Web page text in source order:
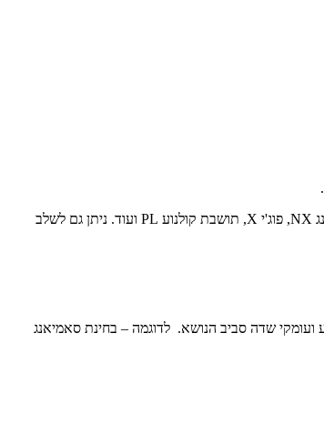
העדשות מתאימות לתושבות קאנון {EF, M, RF}, ניקון {F, Z}, סוני {אלפא, E}, לייקה\פאנאסוניק L, פנטקס, 4:3 ומיקרו 4:3 {אולימפוס, פאנאסוניק, לייקה}, סאמסונג NX, פוג'י X, תושבת קולנוע PL ועוד. ניתן גם לשלב
שדה סביב הנושא. לדוגמה – בחינת סאמיאנג